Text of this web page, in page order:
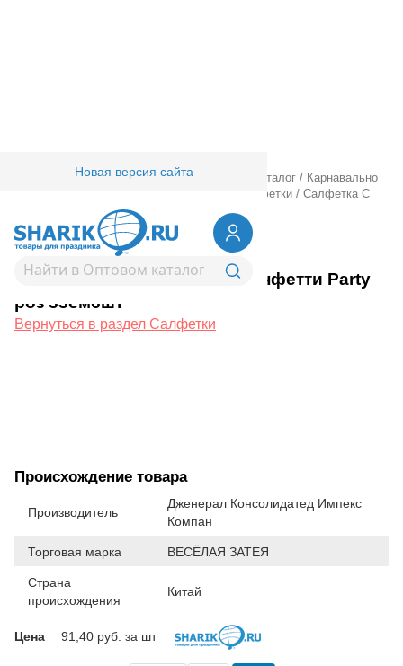
Новая версия сайта
Товары для праздника/ Оптовый каталог / Карнавально
Салфетки / Салфетка С
ДР Конфетти Party роз 33см6шт
1502-5849Салфетка С ДР Конфетти Party
роз 33см6шт
Вернуться в раздел Салфетки
Происхождение товара
Производитель
Дженерал Консолидатед Импекс
Компан
Торговая марка ВЕСЁЛАЯ ЗАТЕЯ
Страна
происхождения
Китай
Цена 91,40 руб. за шт